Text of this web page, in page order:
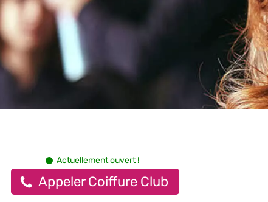
Actuellement ouvert !
Appeler Coiffure Club